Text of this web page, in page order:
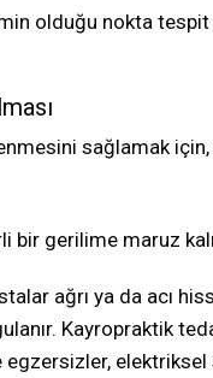
olduğu nokta tespit
sağlamak
bir gerilime maruz
ağrı ya da acı
Kayropraktik
egzersizler,